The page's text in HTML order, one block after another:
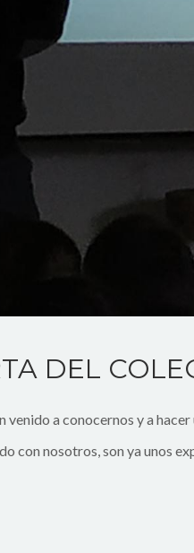
DEL
venido a conocernos y a
con nosotros, son ya unos